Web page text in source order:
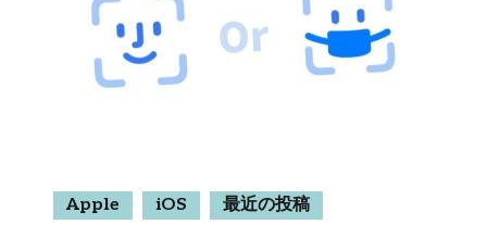
Apple iOS 最近の投稿